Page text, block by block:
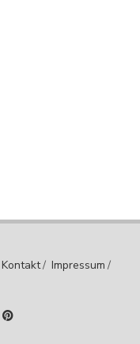
Kontakt/ Impressum /